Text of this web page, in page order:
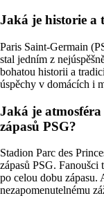
Jaká je historie a
Paris Saint-Germain
stal jedním z
bohatou historii a
úspěchy v domácích i
Jaká je atmosféra
zápasů PSG?
Stadion Parc des
zápasů PSG.
po celou dobu zápasu.
nezapomenutelnému